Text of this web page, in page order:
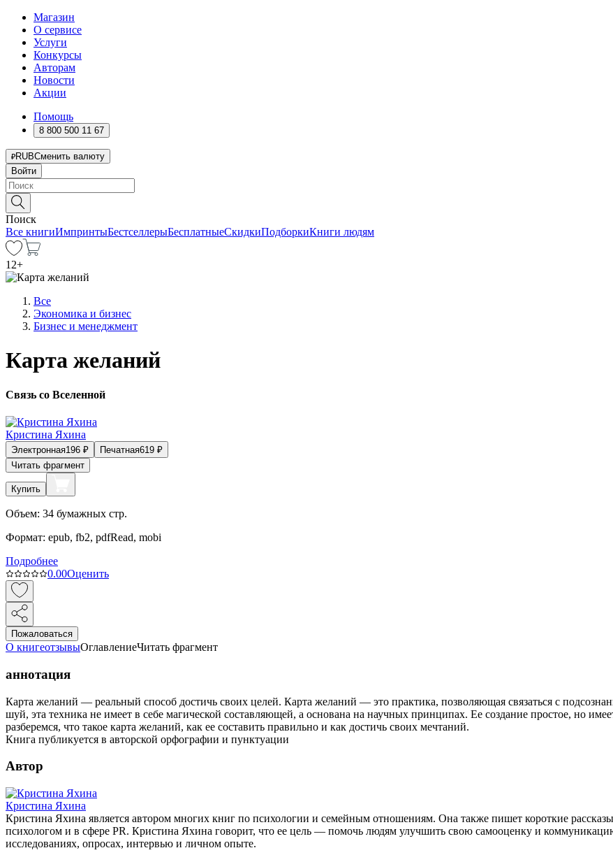
Магазин
О сервисе
Услуги
Конкурсы
Авторам
Новости
Акции
Помощь
8 800 500 11 67
RUBСменить валюту
Войти
Поиск
Все книгиИмпринтыБестселлерыБесплатныеСкидкиПодборкиКниги людям
12+
Все
Экономика и бизнес
Бизнес и менеджмент
Карта желаний
Связь со Вселенной
Кристина Яхина
Электронная196 ₽ Печатная619 ₽
Читать фрагмент
Купить
Объем: 34 бумажных стр.
Формат: epub, fb2, pdfRead, mobi
Подробнее
0.00Оценить
Пожаловаться
О книгеотзывыОглавлениеЧитать фрагмент
аннотация
Карта желаний — реальный способ достичь своих целей. Карта желаний — это практика, позволяющая связаться с
шуй, эта техника не имеет в себе магической составляющей, а основана на научных принципах. Ее создание простое, но
разберемся, что такое карта желаний, как ее составить правильно и как достичь своих мечтаний.
Книга публикуется в авторской орфографии и пунктуации
Автор
Кристина Яхина
Кристина Яхина является автором многих книг по психологии и семейным отношениям. Она также пишет короткие
психологом и в сфере PR. Кристина Яхина говорит, что ее цель — помочь людям улучшить свою самооценку и
исследованиях, опросах, интервью и личном опыте.